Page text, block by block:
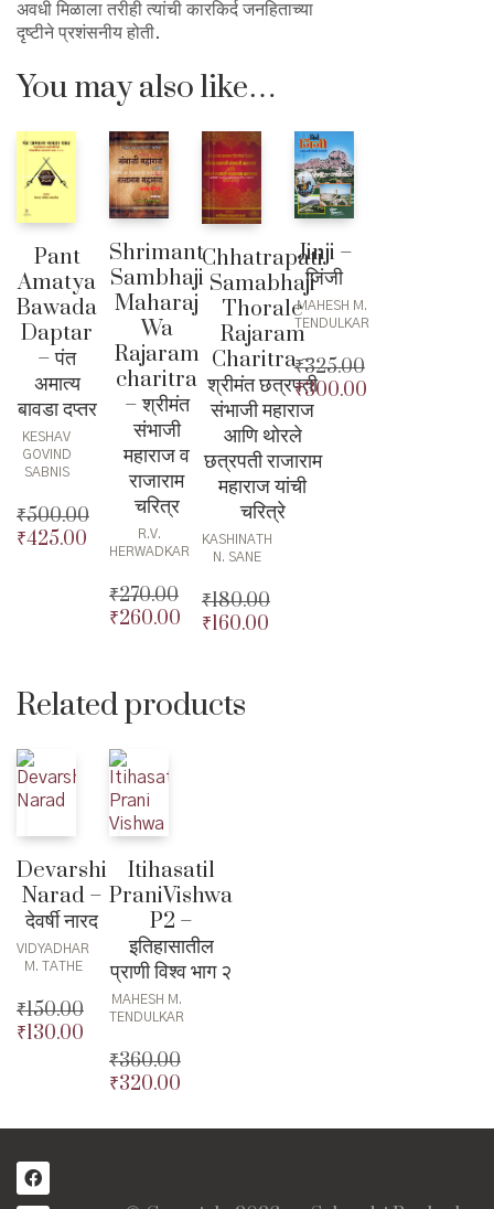
अवधी मिळाला तरीही त्यांची कारकिर्द जनहिताच्या
दृष्टीने प्रशंसनीय होती.
You may also like…
Pant
Amatya
Bawada
Daptar
– पंत
अमात्य
बावडा दप्तर
KESHAV
GOVIND
SABNIS
₹500.00
Original
₹425.00
Shrimant
Sambhaji
Maharaj
Wa
Rajaram
charitra
– श्रीमंत
संभाजी
महाराज व
राजाराम
चरित्र
R.V.
HERWADKAR
₹270.00
Original
₹260.00
₹260.00.
Chhatrapati
Samabhaji
Thorale
Rajaram
Charitra –
श्रीमंत छत्रपती
संभाजी महाराज
आणि थोरले
छत्रपती राजाराम
महाराज यांची
चरित्रे
KASHINATH
N. SANE
₹180.00
Original
₹180.00.
₹160.00
₹160.00.
Jinji –
जिंजी
MAHESH M.
TENDULKAR
₹325.00
Original
price
was:
₹325.00.
₹300.00
Related products
Devarshi
Narad –
देवर्षी नारद
VIDYADHAR
M. TATHE
₹150.00
Original
₹130.00
₹130.00.
Itihasatil
PraniVishwa
P2 –
इतिहासातील
प्राणी विश्व भाग २
MAHESH M.
TENDULKAR
₹360.00
Original
was:
₹320.00
price